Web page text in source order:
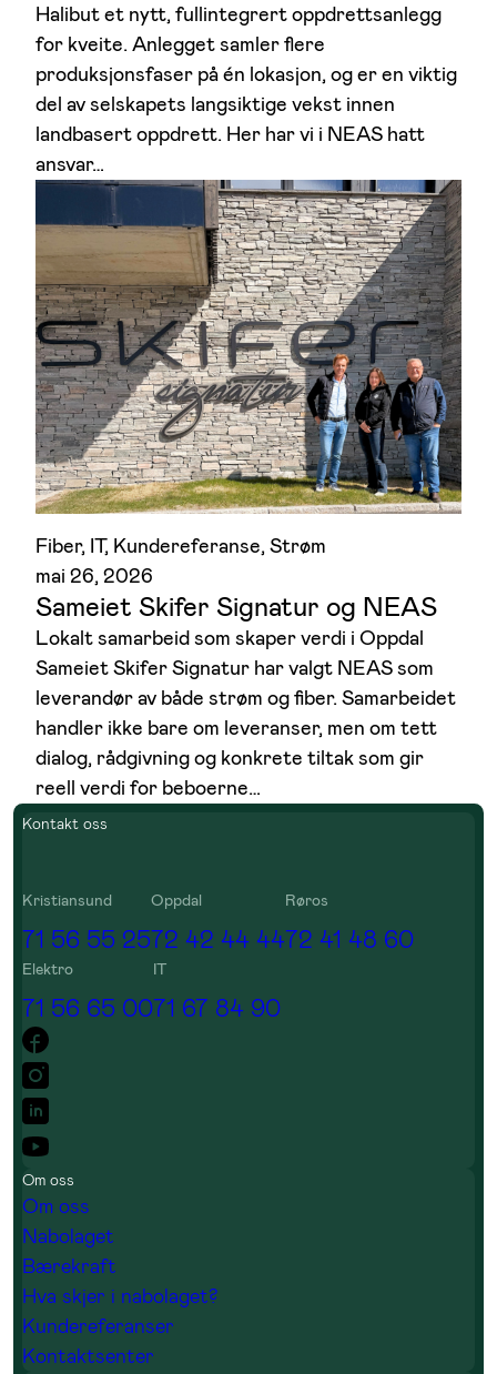
Halibut et nytt, fullintegrert oppdrettsanlegg
for kveite. Anlegget samler flere
produksjonsfaser på én lokasjon, og er en viktig
del av selskapets langsiktige vekst innen
landbasert oppdrett. Her har vi i NEAS hatt
ansvar…
Fiber, IT, Kundereferanse, Strøm
mai 26, 2026
Sameiet Skifer Signatur og NEAS
Lokalt samarbeid som skaper verdi i Oppdal
Sameiet Skifer Signatur har valgt NEAS som
leverandør av både strøm og fiber. Samarbeidet
handler ikke bare om leveranser, men om tett
dialog, rådgivning og konkrete tiltak som gir
reell verdi for beboerne…
Kontakt oss
Kristiansund
71 56 55 25
Oppdal
72 42 44 44
Røros
72 41 48 60
Elektro
71 56 65 00
IT
71 67 84 90
Om oss
Om oss
Nabolaget
Bærekraft
Hva skjer i nabolaget?
Kundereferanser
Kontaktsenter